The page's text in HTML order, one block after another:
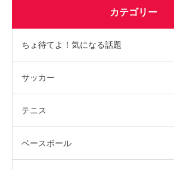
カテゴリー
ちょ待てよ！気になる話題
サッカー
テニス
ベースボール